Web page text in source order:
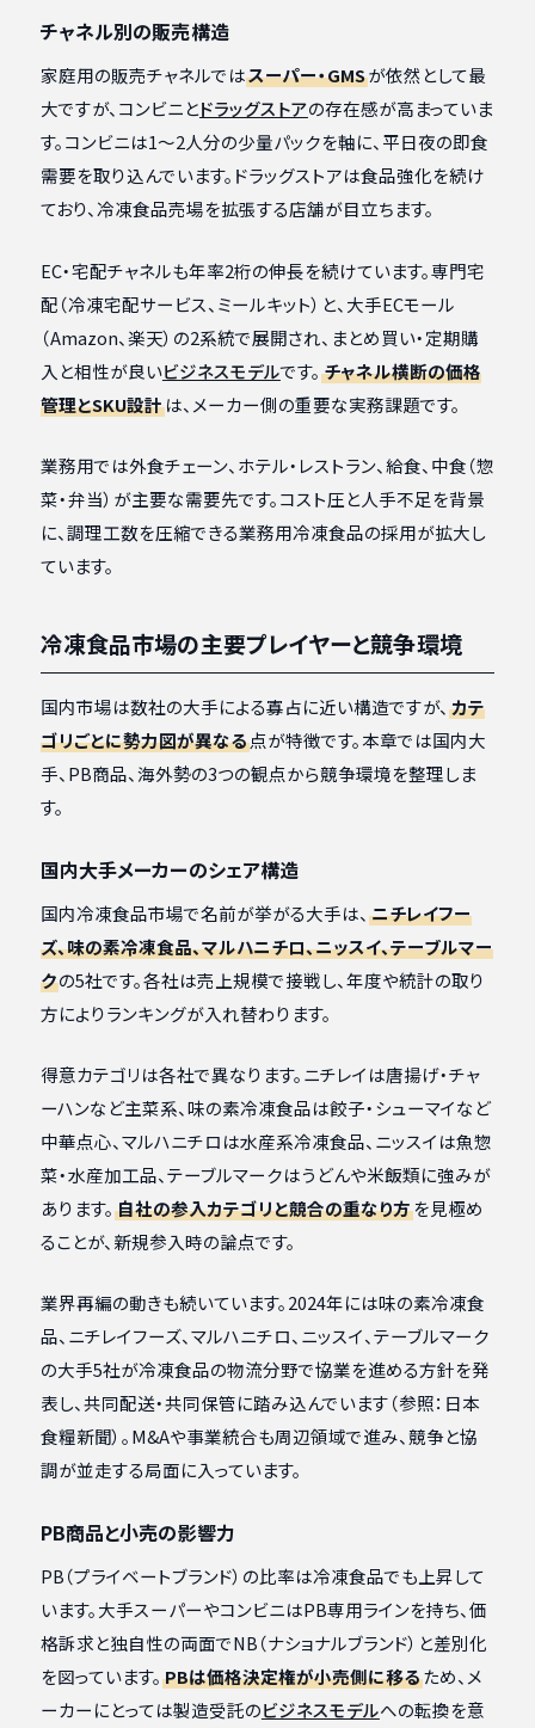
チャネル別の販売構造
家庭用の販売チャネルではスーパー・GMSが依然として最
大ですが、コンビニとドラッグストアの存在感が高まっていま
す。コンビニは1〜2人分の少量パックを軸に、平日夜の即食
需要を取り込んでいます。ドラッグストアは食品強化を続け
ており、冷凍食品売場を拡張する店舗が目立ちます。
EC・宅配チャネルも年率2桁の伸長を続けています。専門宅
配（冷凍宅配サービス、ミールキット）と、大手ECモール
（Amazon、楽天）の2系統で展開され、まとめ買い・定期購
入と相性が良いビジネスモデルです。 チャネル横断の価格
管理とSKU設計は、メーカー側の重要な実務課題です。
業務用では外食チェーン、ホテル・レストラン、給食、中食（惣
菜・弁当）が主要な需要先です。コスト圧と人手不足を背景
に、調理工数を圧縮できる業務用冷凍食品の採用が拡大し
ています。
冷凍食品市場の主要プレイヤーと競争環境
国内市場は数社の大手による寡占に近い構造ですが、 カテ
ゴリごとに勢力図が異なる点が特徴です。本章では国内大
手、PB商品、海外勢の3つの観点から競争環境を整理しま
す。
国内大手メーカーのシェア構造
国内冷凍食品市場で名前が挙がる大手は、 ニチレイフー
ズ、味の素冷凍食品、マルハニチロ、ニッスイ、テーブルマー
クの5社です。各社は売上規模で接戦し、年度や統計の取り
方によりランキングが入れ替わります。
得意カテゴリは各社で異なります。ニチレイは唐揚げ・チャ
ーハンなど主菜系、味の素冷凍食品は餃子・シューマイなど
中華点心、マルハニチロは水産系冷凍食品、ニッスイは魚惣
菜・水産加工品、テーブルマークはうどんや米飯類に強みが
あります。 自社の参入カテゴリと競合の重なり方を見極め
ることが、新規参入時の論点です。
業界再編の動きも続いています。2024年には味の素冷凍食
品、ニチレイフーズ、マルハニチロ、ニッスイ、テーブルマーク
の大手5社が冷凍食品の物流分野で協業を進める方針を発
表し、共同配送・共同保管に踏み込んでいます（参照：日本
食糧新聞）。M&Aや事業統合も周辺領域で進み、競争と協
調が並走する局面に入っています。
PB商品と小売の影響力
PB（プライベートブランド）の比率は冷凍食品でも上昇して
います。大手スーパーやコンビニはPB専用ラインを持ち、価
格訴求と独自性の両面でNB（ナショナルブランド）と差別化
を図っています。 PBは価格決定権が小売側に移るため、メ
ーカーにとっては製造受託のビジネスモデルへの転換を意